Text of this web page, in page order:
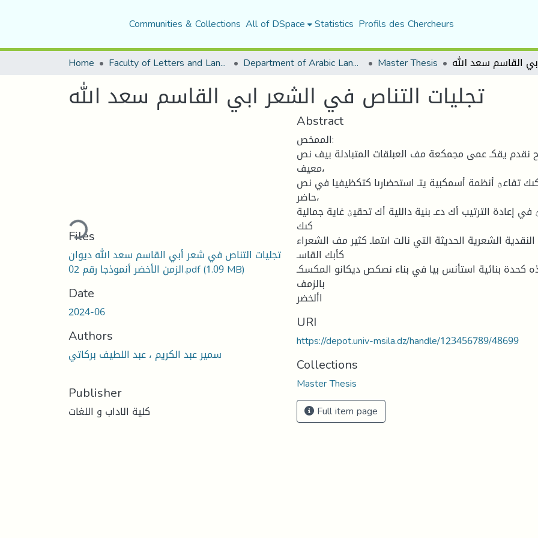
Communities & Collections All of DSpace Statistics Profils des Chercheurs
Home Faculty of Letters and Languages Department of Arabic Language and Literature Master Thesis
تجليات التناص في الشعر ابي القاسم سعد الله
Loading...
Files
تجليات التناص في شعر أبي القاسم سعد الله ديوان
الزمن الأخضر أنموذجا رقم 02.pdf(1.09 MB)
Date
2024-06
Authors
سمير عبد الكريم ، عبد اللطيف بركاتي
Publisher
كلية الاداب و اللغات
Abstract
الممخص:
نقدم يقكـ عمى مجمكعة مف العبلقات المتبادلة بيف نص
معيف،
تفاعؿ أنظمة أسمكبية يتـ استحضارىا كتكظيفيا في نص
حاضر،
في إعادة الترتيب أك دعـ بنية داللية أك تحقيؽ غاية جمالية
كىك
الشعرية الحديثة التي نالت اىتماـ كثير مف الشعراء
كأبك القاسـ
كحدة بنائية استأنس بيا في بناء نصكص ديكانو المكسكـ
بالزمف
األخضر
URI
https://depot.univ-msila.dz/handle/123456789/48699
Collections
Master Thesis
Full item page